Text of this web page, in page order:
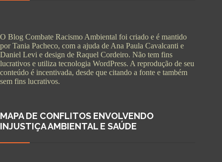
O Blog Combate Racismo Ambiental foi criado e é mantido
por Tania Pacheco, com a ajuda de Ana Paula Cavalcanti e
Daniel Levi e design de Raquel Cordeiro. Não tem fins
lucrativos e utiliza tecnologia WordPress. A reprodução de seu
conteúdo é incentivada, desde que citando a fonte e também
sem fins lucrativos.
MAPA DE CONFLITOS ENVOLVENDO
INJUSTIÇA AMBIENTAL E SAÚDE